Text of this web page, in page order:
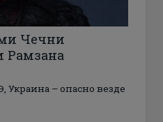
Чечни
Рамзана
Украина – опасно везде